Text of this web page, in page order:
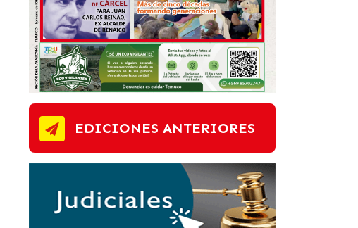
EDICIONES ANTERIORES